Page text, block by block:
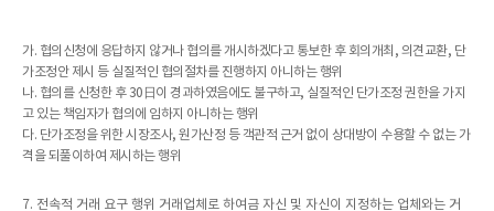
가. 협의신청에 응답하지 않거나 협의를 개시하겠다고 통보한 후 회의개최, 의견교환, 단
가조정안 제시 등 실질적인 협의절차를 진행하지 아니하는 행위
나. 협의를 신청한 후 30日이 경과하였음에도 불구하고, 실질적인 단가조정 권한을 가지
고 있는 책임자가 협의에 임하지 아니하는 행위
다. 단가조정을 위한 시장조사, 원가산정 등 객관적 근거 없이 상대방이 수용할 수 없는 가
격을 되풀이하여 제시하는 행위
7. 전속적 거래 요구 행위 거래업체로 하여금 자신 및 자신이 지정하는 업체와는 거